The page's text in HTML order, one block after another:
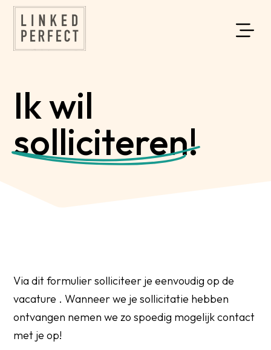
Ik wil
solliciteren!
Via dit formulier solliciteer je eenvoudig op de
vacature . Wanneer we je sollicitatie hebben
ontvangen nemen we zo spoedig mogelijk contact
met je op!